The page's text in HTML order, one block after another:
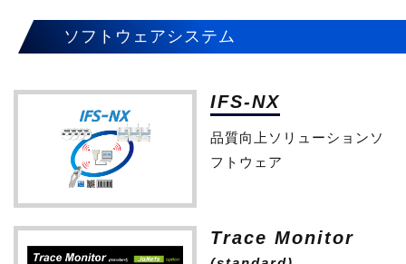
ソフトウェアシステム
IFS-NX
品質向上ソリューションソ
フトウェア
Trace Monitor